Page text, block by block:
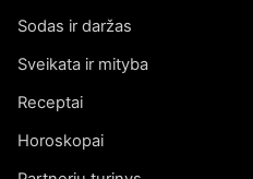
Sodas ir daržas
Sveikata ir mityba
Receptai
Horoskopai